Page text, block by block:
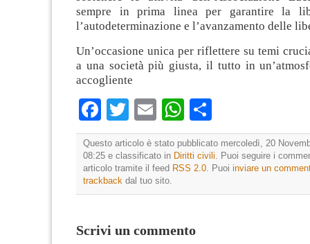
sempre in prima linea per garantire la
l’autodeterminazione e l’avanzamento delle
Un’occasione unica per riflettere su temi
a una società più giusta, il tutto in
accogliente
Facebook
TwitterEmailWhatsApp
Questo articolo è stato pubblicato mercoledì, 20
08:25 e classificato in Diritti civili. Puoi seguire i
articolo tramite il feed RSS 2.0. Puoi inviare un
trackback dal tuo sito.
Scrivi un commento